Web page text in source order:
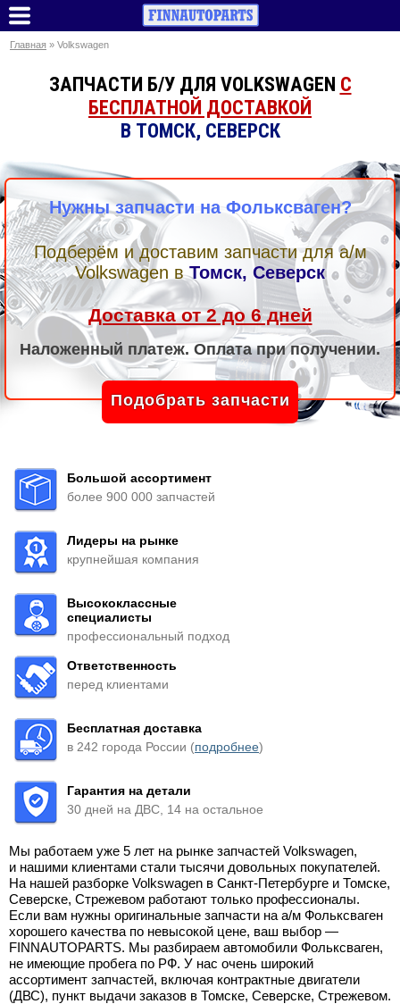
Главная » Volkswagen
ЗАПЧАСТИ Б/У ДЛЯ VOLKSWAGEN С
БЕСПЛАТНОЙ ДОСТАВКОЙ
В ТОМСК, СЕВЕРСК
Нужны запчасти на Фольксваген?
Подберём и доставим запчасти для а/м
Volkswagen вТомск, Северск
Доставка от 2 до 6 дней
Наложенный платеж. Оплата при получении.
Подобрать запчасти
Большой ассортимент
более 900 000 запчастей
Лидеры на рынке
крупнейшая компания
Высококлассные
специалисты
профессиональный подход
Ответственность
перед клиентами
Бесплатная доставка
в 242 города России (подробнее)
Гарантия на детали
30 дней на ДВС, 14 на остальное
Мы работаем уже 5 лет на рынке запчастей Volkswagen,
и нашими клиентами стали тысячи довольных покупателей.
На нашей разборке Volkswagen в Санкт-Петербурге и Томске,
Северске, Стрежевом работают только профессионалы.
Если вам нужны оригинальные запчасти на а/м Фольксваген
хорошего качества по невысокой цене, ваш выбор —
FINNAUTOPARTS. Мы разбираем автомобили Фольксваген,
не имеющие пробега по РФ. У нас очень широкий
ассортимент запчастей, включая контрактные двигатели
(ДВС), пункт выдачи заказов в Томске, Северске, Стрежевом.